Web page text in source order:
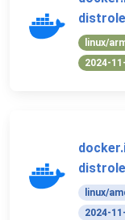
linux/
2024-
linux/
2024-